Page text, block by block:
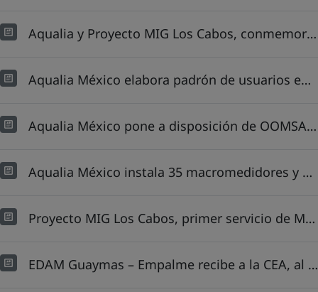
Aqualia y Proyecto MIG Los Cabos, conmemoran el Día Mundial del Agua en el Hidrofest 2025 de OOMSAPAS LC
Aqualia México elabora padrón de usuarios en Cabo San Lucas: detecta un incremento del 20% y 12% de tomas domiciliarias sin contrato
Aqualia México pone a disposición de OOMSAPAS LC su banco de prueba y calibración de medidores de agua potable
Aqualia México instala 35 macromedidores y 42 dataloggers en Cabo San Lucas
Proyecto MIG Los Cabos, primer servicio de México en tener un CAT con infraestructura digital
EDAM Guaymas – Empalme recibe a la CEA, al Instituto de Ingeniería de la UNAM, a la Asociación Mexicana de Hidráulica y a la dirección de Procesos Estratégicos del Estado de Sonora